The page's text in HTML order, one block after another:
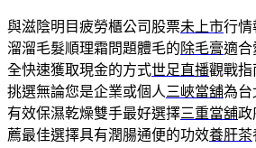
與滋陰明目疲勞櫃公司股票未上市行情
溜溜毛髮順理霜問題體毛的除毛膏適合
全快速獲取現金的方式世足直播觀戰指
挑選無論您是企業或個人 三峽當舖為台
有效保濕乾燥雙手最好選擇三重當舖政
薦最佳選擇具有潤腸通便的功效養肝茶